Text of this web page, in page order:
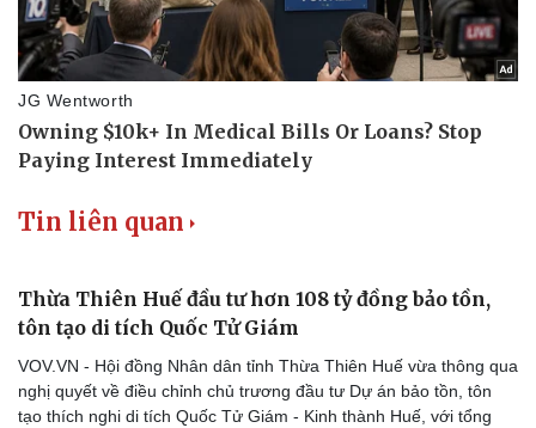
Tin liên quan
Thừa Thiên Huế đầu tư hơn 108 tỷ đồng bảo tồn,
tôn tạo di tích Quốc Tử Giám
VOV.VN - Hội đồng Nhân dân tỉnh Thừa Thiên Huế vừa thông qua
nghị quyết về điều chỉnh chủ trương đầu tư Dự án bảo tồn, tôn
tạo thích nghi di tích Quốc Tử Giám - Kinh thành Huế, với tổng